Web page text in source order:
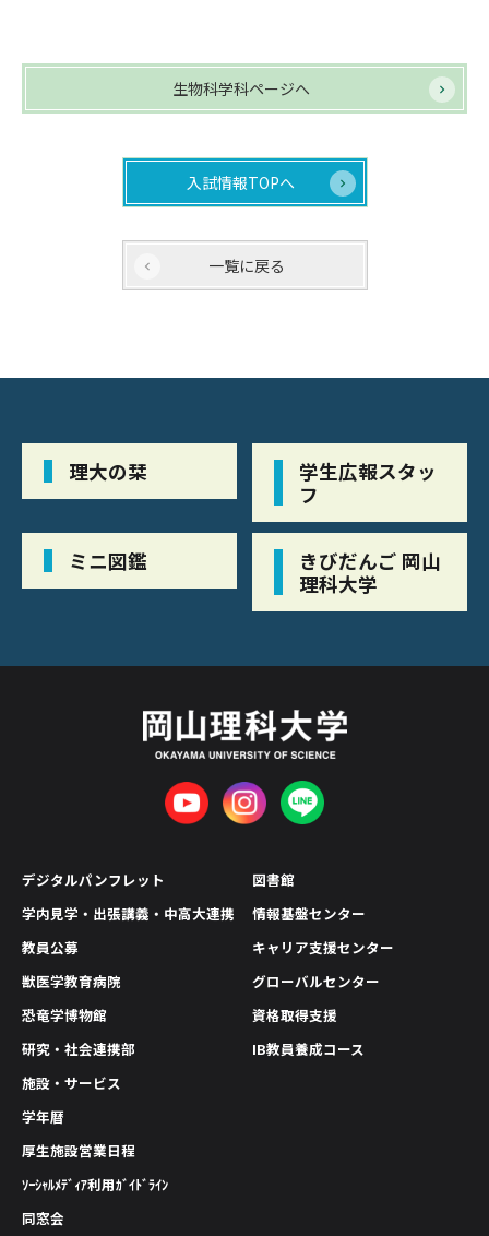
生物科学科ページへ
入試情報TOPへ
一覧に戻る
理大の栞
学生広報スタッ
フ
ミニ図鑑
きびだんご 岡山
理科大学
デジタルパンフレット
学内見学・出張講義・中高大連携
教員公募
獣医学教育病院
恐竜学博物館
研究・社会連携部
図書館
情報基盤センター
キャリア支援センター
グローバルセンター
資格取得支援
IB教員養成コース
施設・サービス
学年暦
厚生施設営業日程
ｿｰｼｬﾙﾒﾃﾞｨｱ利用ｶﾞｲﾄﾞﾗｲﾝ
同窓会